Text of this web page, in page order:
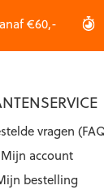
€60,-
vragen
Mijn account
bestelling